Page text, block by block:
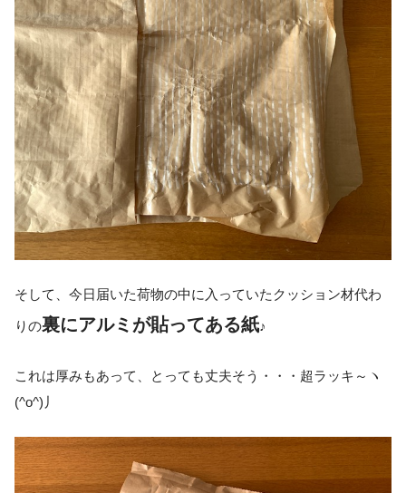
そして、今日届いた荷物の中に入っていたクッション材代わ
りの裏にアルミが貼ってある紙♪
これは厚みもあって、とっても丈夫そう・・・超ラッキ～ヽ
(^o^)丿